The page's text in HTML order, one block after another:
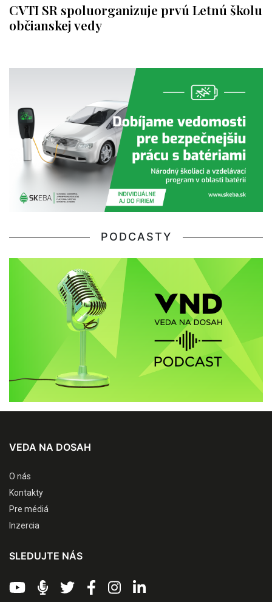
CVTI SR spoluorganizuje prvú Letnú školu
občianskej vedy
PODCASTY
VEDA NA DOSAH
O nás
Kontakty
Pre médiá
Inzercia
SLEDUJTE NÁS